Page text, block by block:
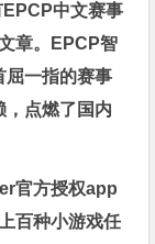
中文赛事
章。EPCP智
屈一指的赛事
，点燃了国内
官方授权app
百种小游戏任